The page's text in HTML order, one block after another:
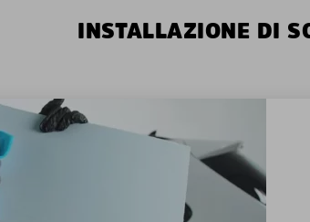
INSTALLAZIONE DI